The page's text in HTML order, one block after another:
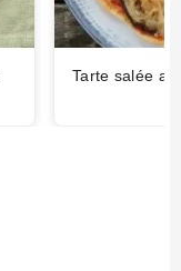
Tarte salée